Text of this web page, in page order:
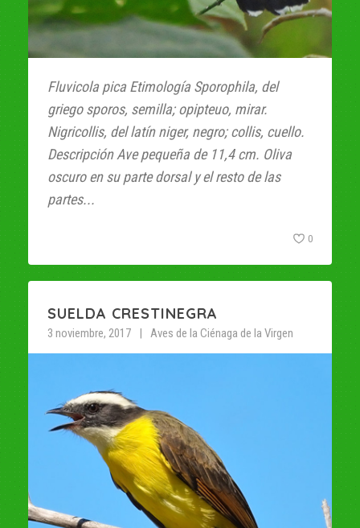
Fluvicola pica E​timología Sporophila, del
griego sporos, semilla; opipteuo, mirar.
Nigricollis, del latín niger, negro; collis, cuello.
Descripción Ave pequeña de 11,4 cm. Oliva
oscuro en su parte dorsal y el resto de las
partes...
0
SUELDA CRESTINEGRA
3 noviembre, 2017 Aves de la Ciénaga de la Virgen